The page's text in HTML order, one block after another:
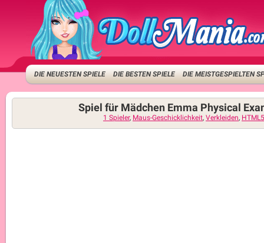
DIE NEUESTEN SPIELE DIE BESTEN SPIELE DIE MEISTGESPIELTEN
Spiel für Mädchen Emma Physical
1 Spieler, Maus-Geschicklichkeit, Verkleiden, HTML5